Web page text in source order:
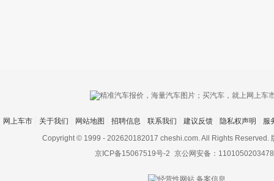
上传图片最多
网上车市 关于我们 网站地图 招聘信息 联系我们 建议反馈 隐私权声明
服
Copyright © 1999 - 202620182017 cheshi.com. All Rights Reserved.
京ICP备15067519号-2 京公网安备：